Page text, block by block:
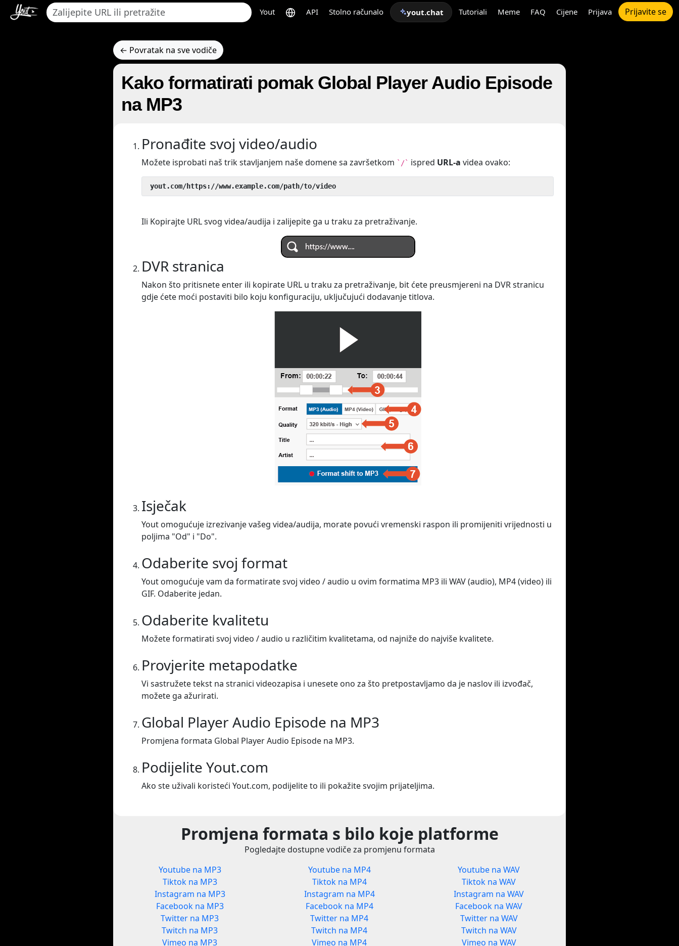
Yout API Stolno računalo yout.chat Tutoriali Meme FAQ Cijene Prijava Prijavite se
← Povratak na sve vodiče
Kako formatirati pomak Global Player Audio Episode
na MP3
Pronađite svoj video/audio
Možete isprobati naš trik stavljanjem naše domene sa završetkom `/` ispred URL-a videa ovako:
yout.com/https://www.example.com/path/to/video
Ili Kopirajte URL svog videa/audija i zalijepite ga u traku za pretraživanje.
DVR stranica
Nakon što pritisnete enter ili kopirate URL u traku za pretraživanje, bit ćete preusmjereni na DVR stranicu
gdje ćete moći postaviti bilo koju konfiguraciju, uključujući dodavanje titlova.
Isječak
Yout omogućuje izrezivanje vašeg videa/audija, morate povući vremenski raspon ili promijeniti vrijednosti u
poljima "Od" i "Do".
Odaberite svoj format
Yout omogućuje vam da formatirate svoj video / audio u ovim formatima MP3 ili WAV (audio), MP4 (video) ili
GIF. Odaberite jedan.
Odaberite kvalitetu
Možete formatirati svoj video / audio u različitim kvalitetama, od najniže do najviše kvalitete.
Provjerite metapodatke
Vi sastružete tekst na stranici videozapisa i unesete ono za što pretpostavljamo da je naslov ili izvođač,
možete ga ažurirati.
Global Player Audio Episode na MP3
Promjena formata Global Player Audio Episode na MP3.
Podijelite Yout.com
Ako ste uživali koristeći Yout.com, podijelite to ili pokažite svojim prijateljima.
Promjena formata s bilo koje platforme
Pogledajte dostupne vodiče za promjenu formata
Youtube na MP3
Tiktok na MP3
Instagram na MP3
Facebook na MP3
Twitter na MP3
Twitch na MP3
Vimeo na MP3
Youtube na MP4
Tiktok na MP4
Instagram na MP4
Facebook na MP4
Twitter na MP4
Twitch na MP4
Vimeo na MP4
Youtube na WAV
Tiktok na WAV
Instagram na WAV
Facebook na WAV
Twitter na WAV
Twitch na WAV
Vimeo na WAV